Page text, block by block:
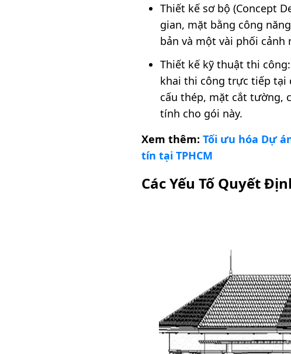
Thiết kế sơ bộ (Concept
gian, mặt bằng công
bản và một vài phối cảnh
Thiết kế kỹ thuật thi
khai thi công trực tiếp tại
cấu thép, mặt cắt tường,
tính cho gói này.
Xem thêm: Tối ưu hóa Dự
tín tại TPHCM
Các Yếu Tố Quyết